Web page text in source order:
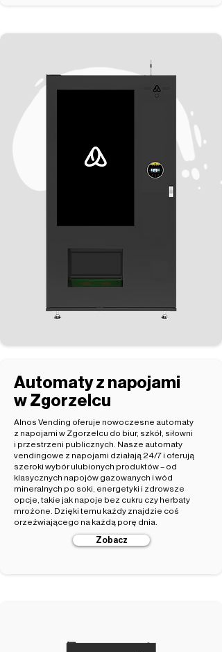
Automaty z napojami
w Zgorzelcu
Alnos Vending oferuje nowoczesne automaty
z napojami w Zgorzelcu do biur, szkół, siłowni
i przestrzeni publicznych. Nasze automaty
vendingowe z napojami działają 24/7 i oferują
szeroki wybór ulubionych produktów – od
klasycznych napojów gazowanych i wód
mineralnych po soki, energetyki i zdrowsze
opcje, takie jak napoje bez cukru czy herbaty
mrożone. Dzięki temu każdy znajdzie coś
orzeźwiającego na każdą porę dnia.
Zobacz